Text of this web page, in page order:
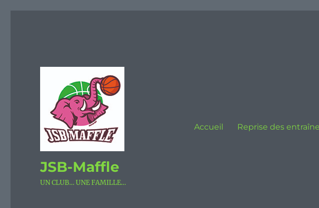
JSB-Maffle
UN CLUB… UNE FAMILLE…
Accueil Reprise des